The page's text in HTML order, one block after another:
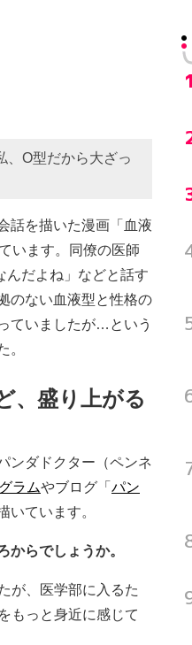
、O型だから大ざっ
話を描いた漫画「血液
います。同僚の医師
んだよね」などと話す
のない血液型と性格の
ていましたが…という
。
、盛り上がる
ンダドクター（ペンネ
ラムやブログ「 パン
いています。
からでしょうか。
が、医学部に入るた
もっと身近に感じて